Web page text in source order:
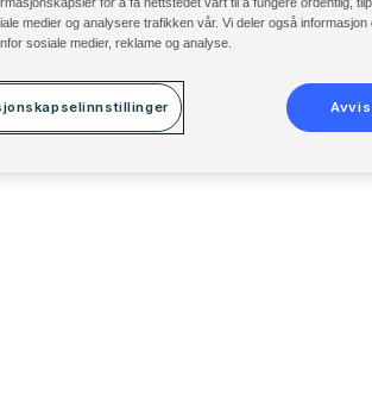
medier og analysere trafikken vår. Vi deler også
sosiale medier, reklame og analyse.